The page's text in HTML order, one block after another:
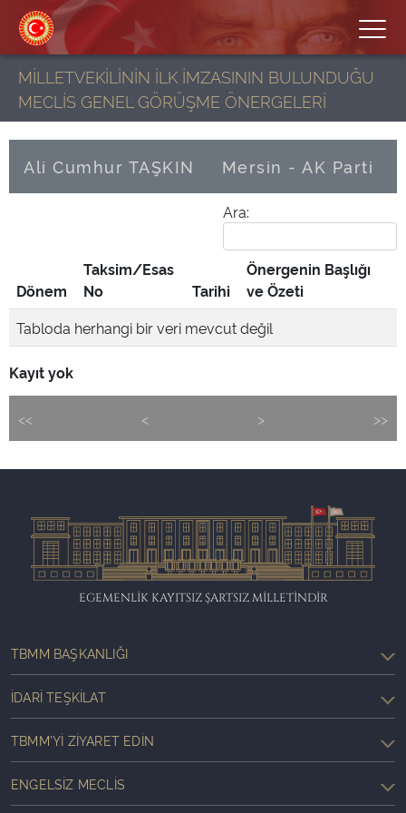
MİLLETVEKİLİNİN İLK İMZASININ BULUNDUĞU
MECLİS GENEL GÖRÜŞME ÖNERGELERİ
Ali Cumhur TAŞKIN Mersin - AK Parti
Ara:
Dönem
Taksim/Esas
No
Tarihi
Önergenin Başlığı
ve Özeti
Tabloda herhangi bir veri mevcut değil
Kayıt yok
<< < > >>
EGEMENLİK KAYITSIZ ŞARTSIZ MİLLETİNDİR
TBMM BAŞKANLIĞI
İDARI TEŞKILAT
TBMM'YI ZIYARET EDIN
ENGELSIZ MECLIS